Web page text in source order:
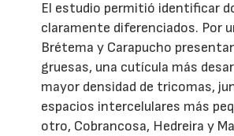
El estudio permitió identificar
claramente diferenciados. Por
Brétema y Carapucho
gruesas, una cutícula más
mayor densidad de tricomas,
espacios intercelulares más
otro, Cobrancosa, Hedreira y